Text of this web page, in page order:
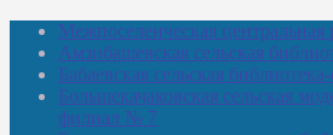
Межпоселенческая центральная
Амзибашевская сельская
Бабаевская сельская
Большекачаковская сельская
филиал № 7